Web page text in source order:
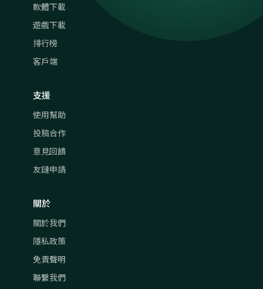
軟體下載
遊戲下載
排行榜
客戶端
支援
使用幫助
投稿合作
意見回饋
友鏈申請
關於
關於我們
隱私政策
免責聲明
聯繫我們